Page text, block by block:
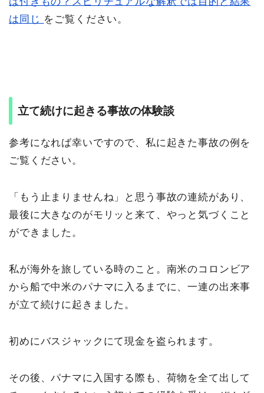
は同じ をご覧ください。
立て続けに起きる事故の体験談
参考になれば幸いですので、私に起きた事故の例を
ご覧ください。
「もう止まりませんね」と思う事故の連続があり、
最後に大きなのがモリッと来て、やっと気づくこと
ができました。
私が海外を旅している時のこと。南米のコロンビア
から船で中米のパナマに入るまでに、一連の出来事
が立て続けに起きました。
初めにバスジャックにて現金を盗られます。
その後、パナマに入国する際も、荷物を全て出して